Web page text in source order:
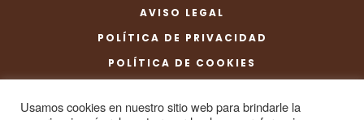
AVISO LEGAL
POLÍTICA DE PRIVACIDAD
POLÍTICA DE COOKIES
Usamos cookies en nuestro sitio web para brindarle la